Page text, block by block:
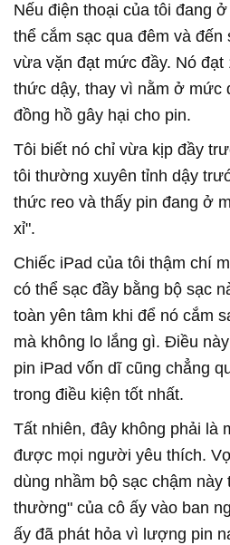
Nếu điện thoại của tôi đang
thể cắm sạc qua đêm và đến
vừa vặn đạt mức đầy. Nó đạt
thức dậy, thay vì nằm ở mức
đồng hồ gây hại cho pin.
Tôi biết nó chỉ vừa kịp đầy
tôi thường xuyên tỉnh dậy
thức reo và thấy pin đang ở
xỉ".
Chiếc iPad của tôi thậm chí
có thể sạc đầy bằng bộ sạc
toàn yên tâm khi để nó cắm
mà không lo lắng gì. Điều
pin iPad vốn dĩ cũng chẳng
trong điều kiện tốt nhất.
Tất nhiên, đây không phải là
được mọi người yêu thích.
dùng nhầm bộ sạc chậm này
thường" của cô ấy vào ban
ấy đã phát hỏa vì lượng pin